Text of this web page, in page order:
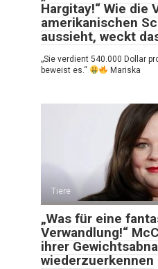
Hargitay!“ Wie die
amerikanischen
aussieht, weckt
„Sie verdient 540.000 Dollar
beweist es.“
Mariska
Tiere
„Was für eine
Verwandlung!“
ihrer
wiederzuerkennen